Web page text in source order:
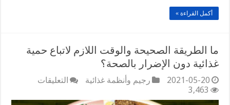
أكمل القراءة »
ما الطريقة الصحيحة والوقت اللازم لاتباع حمية
غذائية دون الإضرار بالصحة؟
2021-05-20 رجيم وأنظمة غذائية التعليقات
الطريقة
3,463